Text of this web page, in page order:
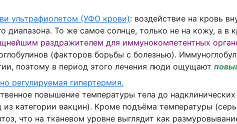
ультрафиолетом (УФО крови): воздействие на кровь
диапазона. То же самое солнце, только не на кожу, а
раздражителем для иммунокомпетентных
(факторов борьбы с болезнью).
поэтому в период этого лечения люди ощущают
регулируемая гипертермия.
повышение температуры тела до
из категории вакцин). Кроме подъёма температуры
что на тканевом уровне выглядит как